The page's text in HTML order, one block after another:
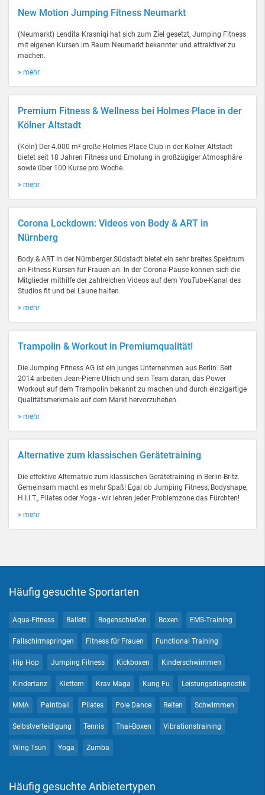
New Motion Jumping Fitness Neumarkt
(Neumarkt) Lendita Krasniqi hat sich zum Ziel gesetzt, Jumping Fitness
mit eigenen Kursen im Raum Neumarkt bekannter und attraktiver zu
machen.
» mehr
Premium Fitness & Wellness bei Holmes Place in der
Kölner Altstadt
(Köln) Der 4.000 m² große Holmes Place Club in der Kölner Altstadt
bietet seit 18 Jahren Fitness und Erholung in großzügiger Atmosphäre
sowie über 100 Kurse pro Woche.
» mehr
Corona Lockdown: Videos von Body & ART in
Nürnberg
Body & ART in der Nürnberger Südstadt bietet ein sehr breites Spektrum
an Fitness-Kursen für Frauen an. In der Corona-Pause können sich die
Mitglieder mithilfe der zahlreichen Videos auf dem YouTube-Kanal des
Studios fit und bei Laune halten.
» mehr
Trampolin & Workout in Premiumqualität!
Die Jumping Fitness AG ist ein junges Unternehmen aus Berlin. Seit
2014 arbeiten Jean-Pierre Ulrich und sein Team daran, das Power
Workout auf dem Trampolin bekannt zu machen und durch einzigartige
Qualitätsmerkmale auf dem Markt hervorzuheben.
» mehr
Alternative zum klassischen Gerätetraining
Die effektive Alternative zum klassischen Gerätetraining in Berlin-Britz.
Gemeinsam macht es mehr Spaß! Egal ob Jumping Fitness, Bodyshape,
H.I.I.T., Pilates oder Yoga - wir lehren jeder Problemzone das Fürchten!
» mehr
Häufig gesuchte Sportarten
Aqua-Fitness Ballett Bogenschießen Boxen EMS-Training
Fallschirmspringen Fitness für Frauen Functional Training
Hip Hop Jumping Fitness Kickboxen Kinderschwimmen
Kindertanz Klettern Krav Maga Kung Fu Leistungsdiagnostik
MMA Paintball Pilates Pole Dance Reiten Schwimmen
Selbstverteidigung Tennis Thai-Boxen Vibrationstraining
Wing Tsun Yoga Zumba
Häufig gesuchte Anbietertypen